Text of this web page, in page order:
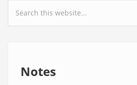
Search form
Notes